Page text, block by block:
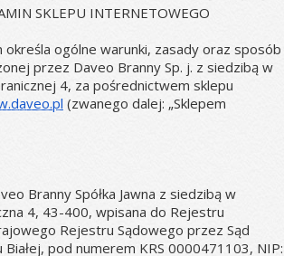
SKLEPU INTERNETOWEGO
określa ogólne warunki, zasady oraz sposób
przez Daveo Branny Sp. j. z siedzibą w
4, za pośrednictwem sklepu
(zwanego dalej: „Sklepem
Branny Spółka Jawna z siedzibą w
4, 43-400, wpisana do Rejestru
Rejestru Sądowego przez Sąd
pod numerem KRS 0000471103, NIP: